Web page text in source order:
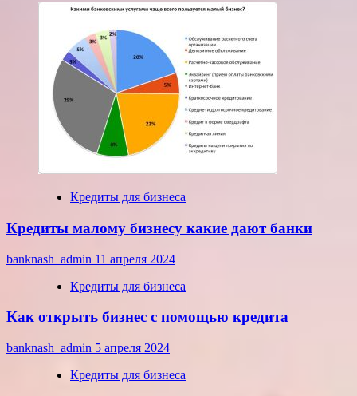
Кредиты для бизнеса
Кредиты малому бизнесу какие дают банки
banknash_admin 11 апреля 2024
Кредиты для бизнеса
Как открыть бизнес с помощью кредита
banknash_admin 5 апреля 2024
Кредиты для бизнеса